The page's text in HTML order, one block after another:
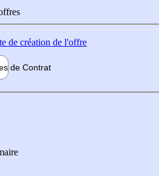
de création de l'offre
de Contrat